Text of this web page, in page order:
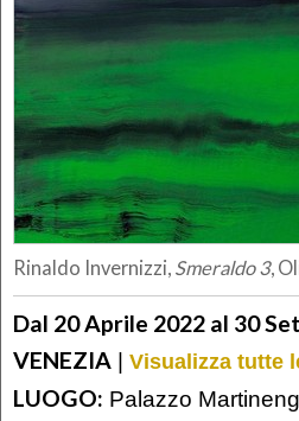
Rinaldo Invernizzi, Smeraldo 3,
Dal 20 Aprile 2022 al 30
VENEZIA | Visualizza tutte
LUOGO: Palazzo